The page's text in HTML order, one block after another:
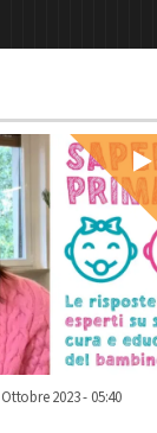
2023 - 05:40